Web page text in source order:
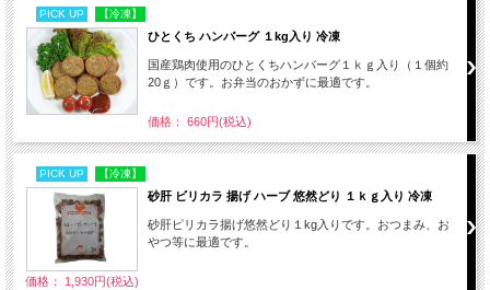
PICK UP 【冷凍】
ひとくち ハンバーグ １kg入り 冷凍
国産鶏肉使用のひとくちハンバーグ１ｋｇ入り（１個約
20ｇ）です。お弁当のおかずに最適です。
価格： 660円(税込)
PICK UP 【冷凍】
砂肝 ビリカラ 揚げ ハーブ 悠然どり １ｋｇ入り 冷凍
砂肝ピリカラ揚げ悠然どり１kg入りです。おつまみ、お
やつ等に最適です。
価格： 1,930円(税込)